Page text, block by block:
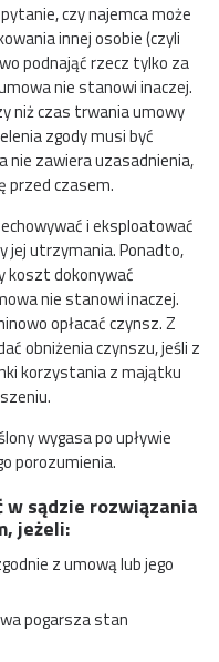
czy najemca może
innej osobie (czyli
podnająć rzecz tylko za
nie stanowi inaczej.
niż czas trwania umowy
zgody musi być
nie zawiera uzasadnienia,
przed czasem.
i eksploatować
jej utrzymania. Ponadto,
koszt dokonywać
nie stanowi inaczej.
opłacać czynsz. Z
obniżenia czynszu, jeśli z
korzystania z majątku
wygasa po upływie
porozumienia.
w sądzie rozwiązania
jeżeli:
z umową lub jego
pogarsza stan